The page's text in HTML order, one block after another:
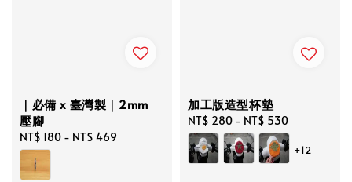
｜必備 x 臺灣製｜2mm
壓腳
Regular
price
NT$ 180 - NT$ 469
加工版造型杯墊
Regular
price
NT$ 280 - NT$ 530
+12